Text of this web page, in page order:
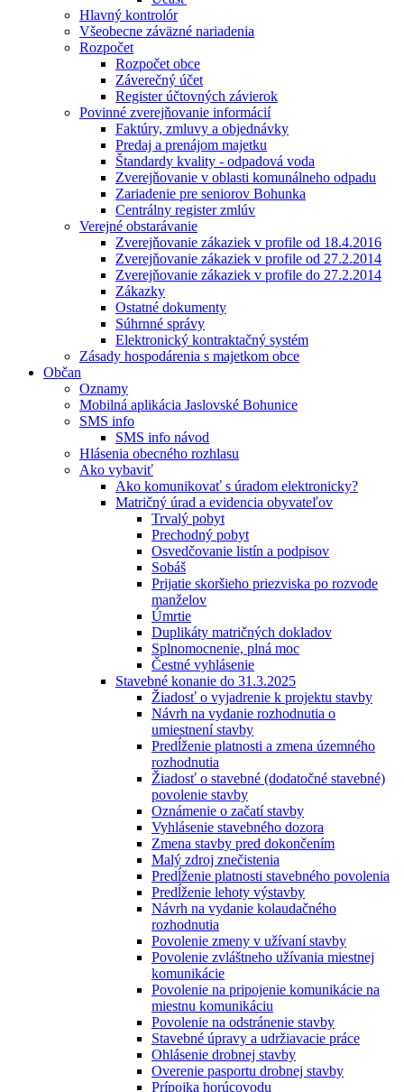
Hlavný kontrolór
Všeobecne záväzné nariadenia
Rozpočet
Rozpočet obce
Záverečný účet
Register účtovných závierok
Povinné zverejňovanie informácií
Faktúry, zmluvy a objednávky
Predaj a prenájom majetku
Štandardy kvality - odpadová voda
Zverejňovanie v oblasti komunálneho odpadu
Zariadenie pre seniorov Bohunka
Centrálny register zmlúv
Verejné obstarávanie
Zverejňovanie zákaziek v profile od 18.4.2016
Zverejňovanie zákaziek v profile od 27.2.2014
Zverejňovanie zákaziek v profile do 27.2.2014
Zákazky
Ostatné dokumenty
Súhrnné správy
Elektronický kontraktačný systém
Zásady hospodárenia s majetkom obce
Občan
Oznamy
Mobilná aplikácia Jaslovské Bohunice
SMS info
SMS info návod
Hlásenia obecného rozhlasu
Ako vybaviť
Ako komunikovať s úradom elektronicky?
Matričný úrad a evidencia obyvateľov
Trvalý pobyt
Prechodný pobyt
Osvedčovanie listín a podpisov
Sobáš
Prijatie skoršieho priezviska po rozvode
manželov
Úmrtie
Duplikáty matričných dokladov
Splnomocnenie, plná moc
Čestné vyhlásenie
Stavebné konanie do 31.3.2025
Žiadosť o vyjadrenie k projektu stavby
Návrh na vydanie rozhodnutia o
umiestnení stavby
Predĺženie platnosti a zmena územného
rozhodnutia
Žiadosť o stavebné (dodatočné stavebné)
povolenie stavby
Oznámenie o začatí stavby
Vyhlásenie stavebného dozora
Zmena stavby pred dokončením
Malý zdroj znečistenia
Predĺženie platnosti stavebného povolenia
Predĺženie lehoty výstavby
Návrh na vydanie kolaudačného
rozhodnutia
Povolenie zmeny v užívaní stavby
Povolenie zvláštneho užívania miestnej
komunikácie
Povolenie na pripojenie komunikácie na
miestnu komunikáciu
Povolenie na odstránenie stavby
Stavebné úpravy a udržiavacie práce
Ohlásenie drobnej stavby
Overenie pasportu drobnej stavby
Prípojka horúcovodu